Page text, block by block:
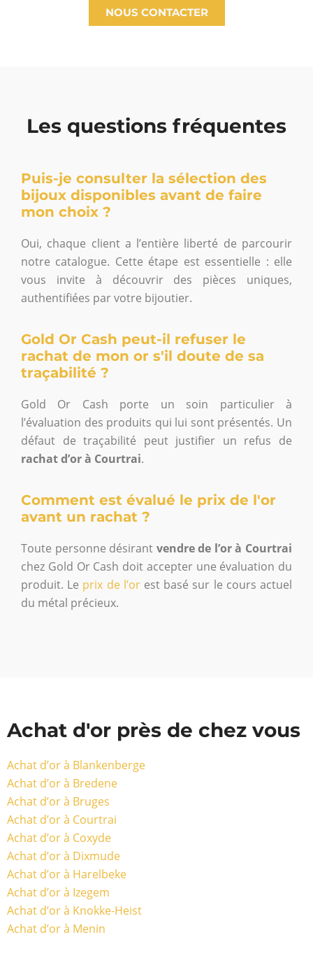
NOUS CONTACTER
Les questions fréquentes
Puis-je consulter la sélection des
bijoux disponibles avant de faire
mon choix ?
Oui, chaque client a l’entière liberté de parcourir
notre catalogue. Cette étape est essentielle : elle
vous invite à découvrir des pièces uniques,
authentifiées par votre bijoutier.
Gold Or Cash peut-il refuser le
rachat de mon or s'il doute de sa
traçabilité ?
Gold Or Cash porte un soin particulier à
l’évaluation des produits qui lui sont présentés. Un
défaut de traçabilité peut justifier un refus de
rachat d’or à Courtrai.
Comment est évalué le prix de l'or
avant un rachat ?
Toute personne désirant vendre de l’or à Courtrai
chez Gold Or Cash doit accepter une évaluation du
produit. Le prix de l’orest basé sur le cours actuel
du métal précieux.
Achat d'or près de chez vous
Achat d’or à Blankenberge
Achat d’or à Bredene
Achat d’or à Bruges
Achat d’or à Courtrai
Achat d’or à Coxyde
Achat d’or à Dixmude
Achat d’or à Harelbeke
Achat d’or à Izegem
Achat d’or à Knokke-Heist
Achat d’or à Menin